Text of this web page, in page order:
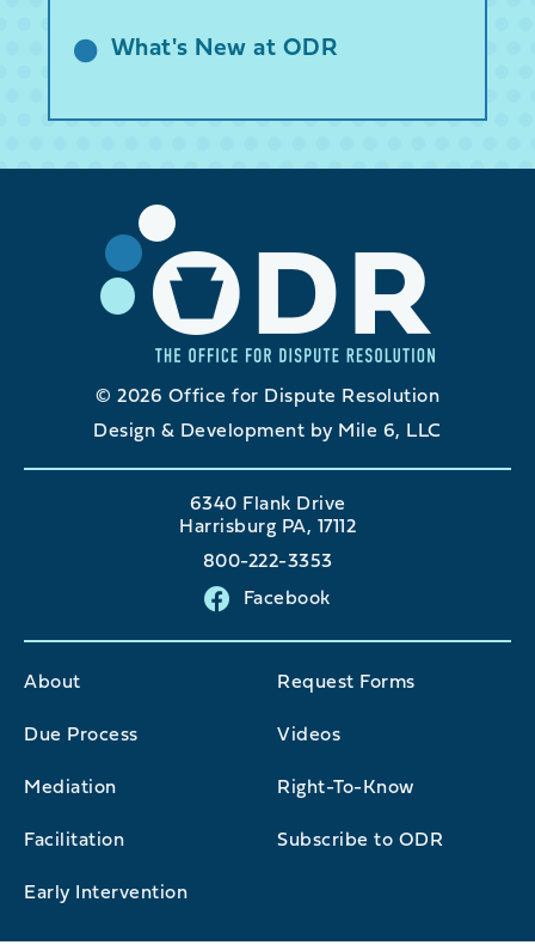
What's New at ODR
© 2026 Office for Dispute Resolution
Design & Development by Mile 6, LLC
6340 Flank Drive
Harrisburg PA, 17112
800-222-3353
Facebook
About
Due Process
Mediation
Facilitation
Early Intervention
Request Forms
Videos
Right-To-Know
Subscribe to ODR